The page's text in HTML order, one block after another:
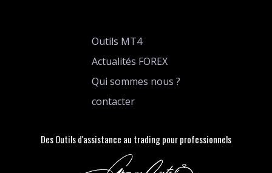
Outils MT4
Actualités FOREX
Qui sommes nous ?
contacter
Des Outils d'assistance au trading pour professionnels